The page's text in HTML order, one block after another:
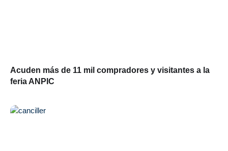
Acuden más de 11 mil compradores y visitantes a la
feria ANPIC